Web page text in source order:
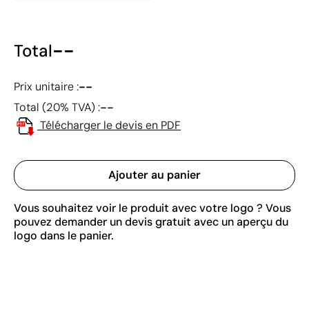
Total--
Prix unitaire :--
Total (20% TVA) :--
Télécharger le devis en PDF
Ajouter au panier
Vous souhaitez voir le produit avec votre logo ? Vous
pouvez demander un devis gratuit avec un aperçu du
logo dans le panier.